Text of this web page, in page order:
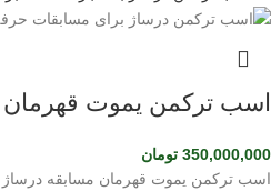
اسب ترکمن یموت قهرمان
350,000,000 تومان
اسب ترکمن یموت قهرمان مسابقه درساژ